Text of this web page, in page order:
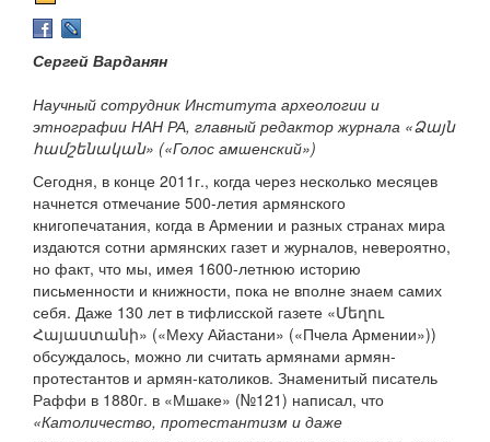
Сергей Варданян
Научный сотрудник Института археологии и
этнографии НАН РА, главный редактор журнала «Ձայն
համշենական» («Голос амшенский»)
Сегодня, в конце 2011г., когда через несколько месяцев
начнется отмечание 500-летия армянского
книгопечатания, когда в Армении и разных странах мира
издаются сотни армянских газет и журналов, невероятно,
но факт, что мы, имея 1600-летнюю историю
письменности и книжности, пока не вполне знаем самих
себя. Даже 130 лет в тифлисской газете «Մեղու
Հայաստանի» («Меху Айастани» («Пчела Армении»))
обсуждалось, можно ли считать армянами армян-
протестантов и армян-католиков. Знаменитый писатель
Раффи в 1880г. в «Мшаке» (№121) написал, что
«Католичество, протестантизм и даже